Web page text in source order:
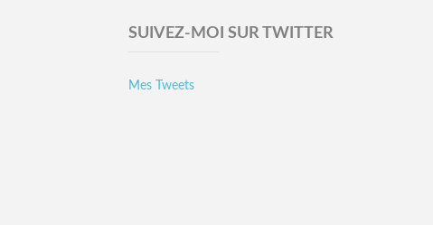
SUIVEZ-MOI SUR TWITTER
Mes Tweets